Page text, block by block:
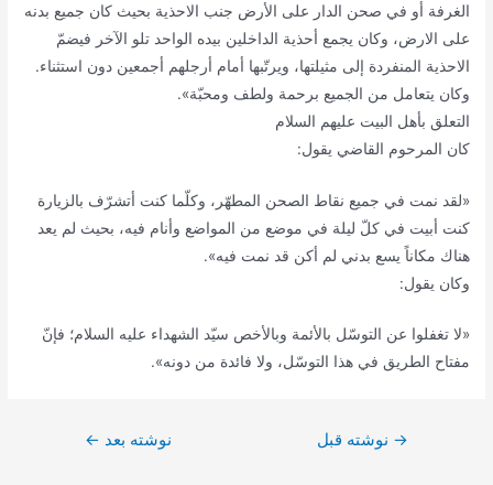
الغرفة أو في صحن الدار على الأرض جنب الاحذية بحيث كان جميع بدنه
على الارض، وكان يجمع أحذية الداخلين بيده الواحد تلو الآخر فيضمّ
الاحذية المنفردة إلى مثيلتها، ويرتّبها أمام أرجلهم أجمعين دون استثناء.
وكان يتعامل من الجميع برحمة ولطف ومحبّة».
التعلق بأهل البيت عليهم السلام
كان المرحوم القاضي يقول:
«لقد نمت في جميع نقاط الصحن المطهّر، وكلّما كنت أتشرّف بالزيارة
كنت أبيت في كلّ ليلة في موضع من المواضع وأنام فيه، بحيث لم يعد
هناك مكاناً يسع بدني لم أكن قد نمت فيه».
وكان يقول:
«لا تغفلوا عن التوسّل بالأئمة وبالأخص سيّد الشهداء عليه السلام؛ فإنّ
مفتاح الطريق في هذا التوسّل، ولا فائدة من دونه».
راهبری→ نوشته قبل نوشته بعد ←